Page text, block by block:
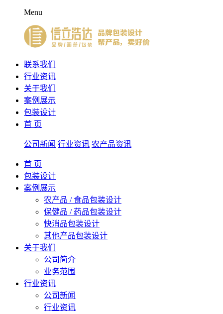
Menu
联系我们
行业资讯
关于我们
案例展示
包装设计
首 页
公司新闻 行业资讯 农产品资讯
首 页
包装设计
案例展示
农产品 / 食品包装设计
保健品 / 药品包装设计
快消品包装设计
其他产品包装设计
关于我们
公司简介
业务范围
行业资讯
公司新闻
行业资讯